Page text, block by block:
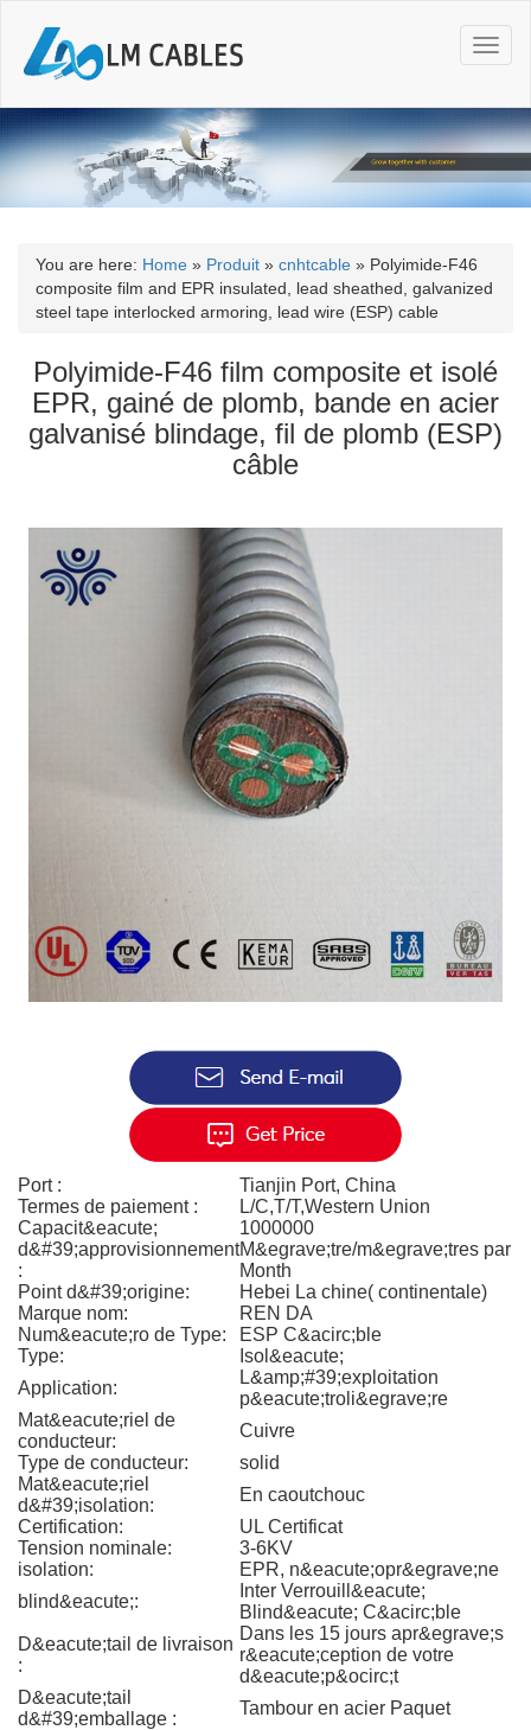
T
o
g
l
n
a
g
o
n
You are here: Home » Produit » cnhtcable » Polyimide-F46
composite film and EPR insulated, lead sheathed, galvanized
steel tape interlocked armoring, lead wire (ESP) cable
Polyimide-F46 film composite et isolé
EPR, gainé de plomb, bande en acier
galvanisé blindage, fil de plomb (ESP)
câble
Port :
Tianjin Port, China
Termes de paiement :
L/C,T/T,Western Union
Capacit&eacute;
d&#39;approvisionnement
:
1000000
M&egrave;tre/m&egrave;tres par
Month
Point d&#39;origine:
Hebei La chine( continentale)
Marque nom:
REN DA
Num&eacute;ro de Type:
ESP C&acirc;ble
Type:
Isol&eacute;
Application:
L&amp;#39;exploitation
p&eacute;troli&egrave;re
Mat&eacute;riel de
conducteur:
Cuivre
Type de conducteur:
solid
Mat&eacute;riel
d&#39;isolation:
En caoutchouc
Certification:
UL Certificat
Tension nominale:
3-6KV
isolation:
EPR, n&eacute;opr&egrave;ne
blind&eacute;:
Inter Verrouill&eacute;
Blind&eacute; C&acirc;ble
D&eacute;tail de livraison
:
Dans les 15 jours apr&egrave;s
r&eacute;ception de votre
d&eacute;p&ocirc;t
D&eacute;tail
d&#39;emballage :
Tambour en acier Paquet